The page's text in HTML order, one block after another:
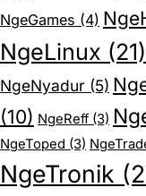
NgeGames (4)
NgeLinux (21)
NgeNyadur(5)
(10) NgeReff(3)
NgeToped (3)
NgeTronik